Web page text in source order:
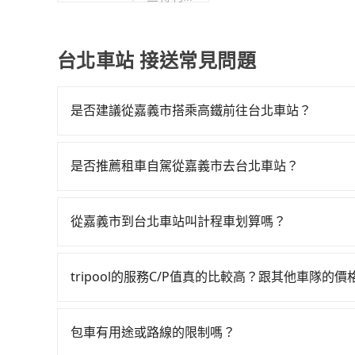
公司
台北車站 接送常見問題
是否建議從嘉義市搭乘高鐵前往台北車站？
最多有59班次高鐵可搭乘。假設從嘉義市西區前
位同行，高鐵加轉乘之平均每人花費為1,180元
車共乘服務，最多可再節省50%的交通費用。
是否推薦租車自駕從嘉義市去台北車站？
天就要來回，那在嘉義路邊可隨租隨借的iRent應
用預估進去，但額外的汽車保險與可能的罰單都
理，每一次租車都好像在開樂透一樣。另外，偶
從嘉義市到台北車站叫計程車划算嗎？
近的計程車隊，如華麗計程車、台灣嘉義大車隊
tripool的服務C/P值真的比較高？跟其他車隊的價
的台灣大車隊、大都會、LINE Taxi、Uber，機
包車有用途或路線的限制嗎？